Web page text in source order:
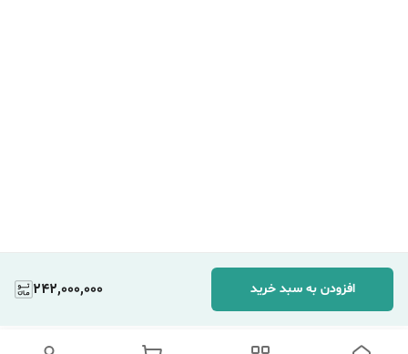
242,000,000 افزودن به سبد خرید